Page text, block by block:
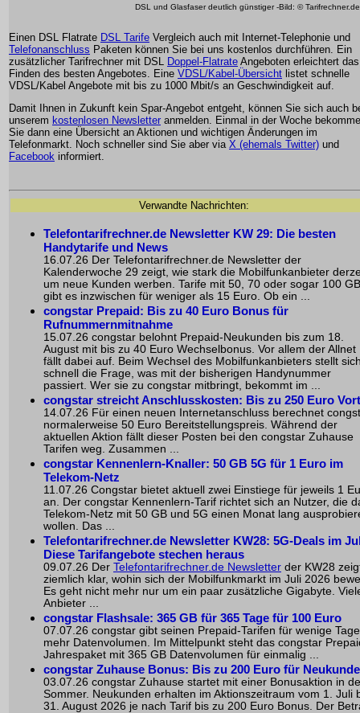
DSL und Glasfaser deutlich günstiger -Bild: © Tarifrechner.de
Einen DSL Flatrate DSL Tarife Vergleich auch mit Internet-Telephonie und
Telefonanschluss Paketen können Sie bei uns kostenlos durchführen. Ein
zusätzlicher Tarifrechner mit DSL
Doppel-Flatrate Angeboten erleichtert das
Finden des besten Angebotes. Eine VDSL/Kabel-Übersicht listet schnelle
VDSL/Kabel Angebote mit bis zu 1000 Mbit/s an Geschwindigkeit auf.
Damit Ihnen in Zukunft kein Spar-Angebot entgeht, können Sie sich auch
unserem kostenlosen Newsletter anmelden. Einmal in der Woche
Sie dann eine Übersicht an Aktionen und wichtigen Änderungen im
Telefonmarkt. Noch schneller sind Sie aber via X (ehemals Twitter) und
Facebook informiert.
Verwandte Nachrichten:
Telefontarifrechner.de Newsletter KW 29: Die besten
Handytarife und News
16.07.26 Der Telefontarifrechner.de Newsletter der
Kalenderwoche 29 zeigt, wie stark die Mobilfunkanbieter
um neue Kunden werben. Tarife mit 50, 70 oder sogar 100 GB
gibt es inzwischen für weniger als 15 Euro. Ob ein ...
congstar Prepaid: Bis zu 40 Euro Bonus für
Rufnummernmitnahme
15.07.26 congstar belohnt Prepaid-Neukunden bis zum 18.
August mit bis zu 40 Euro Wechselbonus. Vor allem der Allnet
fällt dabei auf. Beim Wechsel des Mobilfunkanbieters stellt
schnell die Frage, was mit der bisherigen Handynummer
passiert. Wer sie zu congstar mitbringt, bekommt im ...
congstar streicht Anschlusskosten: Bis zu 250 Euro
14.07.26 Für einen neuen Internetanschluss berechnet
normalerweise 50 Euro Bereitstellungspreis. Während der
aktuellen Aktion fällt dieser Posten bei den congstar Zuhause
Tarifen weg. Zusammen ...
congstar Kennenlern-Knaller: 50 GB 5G für 1 Euro im
Telekom-Netz
11.07.26 Congstar bietet aktuell zwei Einstiege für jeweils 1
an. Der congstar Kennenlern-Tarif richtet sich an Nutzer, die
Telekom-Netz mit 50 GB und 5G einen Monat lang
wollen. Das ...
Telefontarifrechner.de Newsletter KW28: 5G-Deals im
Diese Tarifangebote stechen heraus
09.07.26 Der Telefontarifrechner.de Newsletter der KW28
ziemlich klar, wohin sich der Mobilfunkmarkt im Juli 2026
Es geht nicht mehr nur um ein paar zusätzliche Gigabyte.
Anbieter ...
congstar Flashsale: 365 GB für 365 Tage für 100 Euro
07.07.26 congstar gibt seinen Prepaid-Tarifen für wenige Tage
mehr Datenvolumen. Im Mittelpunkt steht das congstar
Jahrespaket mit 365 GB Datenvolumen für einmalig ...
congstar Zuhause Bonus: Bis zu 200 Euro für
03.07.26 congstar Zuhause startet mit einer Bonusaktion in
Sommer. Neukunden erhalten im Aktionszeitraum vom 1. Juli
31. August 2026 je nach Tarif bis zu 200 Euro Bonus. Der